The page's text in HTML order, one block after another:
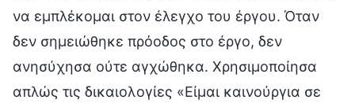
να εμπλέκομαι στον έλεγχο του έργου. Όταν
δεν σημειώθηκε πρόοδος στο έργο, δεν
ανησύχησα ούτε αγχώθηκα. Χρησιμοποίησα
απλώς τις δικαιολογίες «Είμαι καινούργια σε